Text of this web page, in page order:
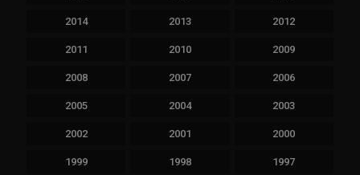
2014 2013 2012
2011 2010 2009
2008 2007 2006
2005 2004 2003
2002 2001 2000
1999 1998 1997